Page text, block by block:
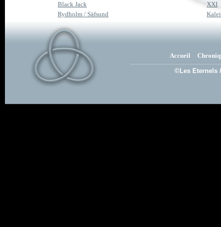
Black Jack
XXI
Rydholm / Säfsund
Accueil
©Les Eternels